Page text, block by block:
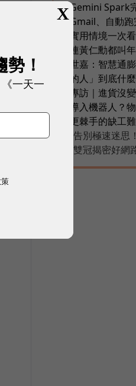
4 Gemini Spark
Gmail、自動
實用情境一次看
連黃仁勳都叫
世嘉：智慧通
的人」到底什
專訪｜進貨沒
導入機器人？
更棘手的缺工
告別極速迷思
雙冠揭密好網
X
！
一天一